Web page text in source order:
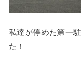
私達が停めた第一
た！